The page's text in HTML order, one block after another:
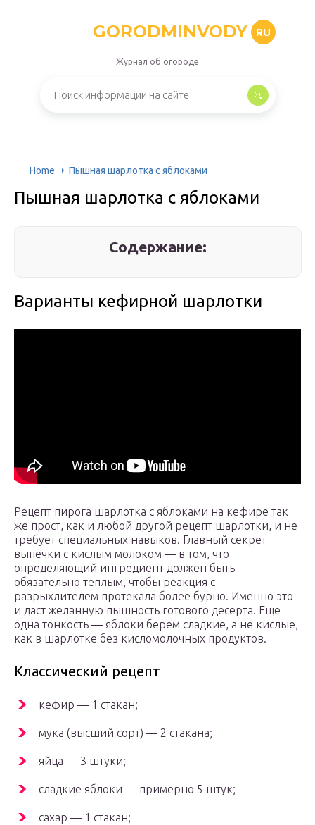
GORODMINVODY RU
Журнал об огороде
Home Пышная шарлотка с яблоками
Пышная шарлотка с яблоками
Содержание:
Варианты кефирной шарлотки
Рецепт пирога шарлотка с яблоками на кефире так
же прост, как и любой другой рецепт шарлотки, и не
требует специальных навыков. Главный секрет
выпечки с кислым молоком — в том, что
определяющий ингредиент должен быть
обязательно теплым, чтобы реакция с
разрыхлителем протекала более бурно. Именно это
и даст желанную пышность готового десерта. Еще
одна тонкость — яблоки берем сладкие, а не кислые,
как в шарлотке без кисломолочных продуктов.
Классический рецепт
кефир — 1 стакан;
мука (высший сорт) — 2 стакана;
яйца — 3 штуки;
сладкие яблоки — примерно 5 штук;
сахар — 1 стакан;